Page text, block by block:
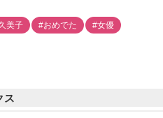
美子 #おめでた #女優
ス